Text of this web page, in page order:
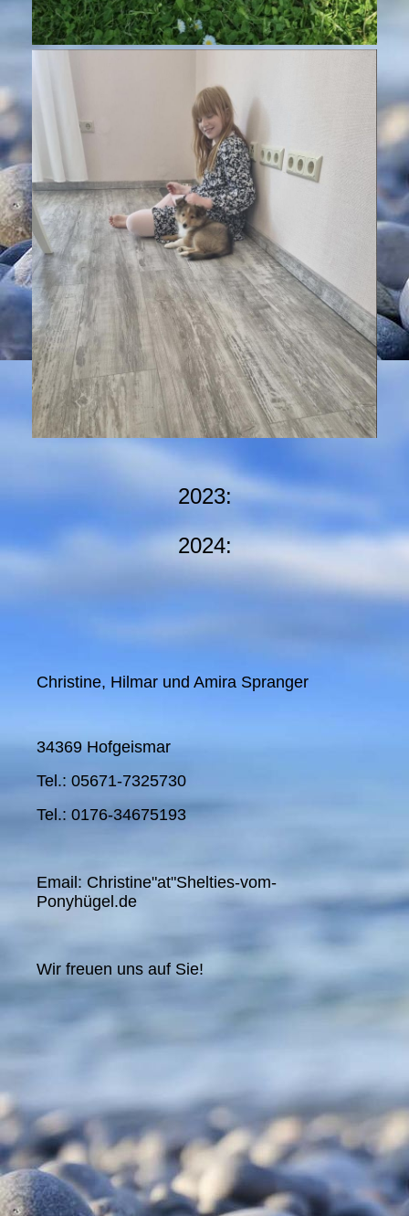
2023:
2024:
Christine, Hilmar und Amira Spranger
34369 Hofgeismar
Tel.: 05671-7325730
Tel.: 0176-34675193
Email: Christine"at"Shelties-vom-
Ponyhügel.de
Wir freuen uns auf Sie!